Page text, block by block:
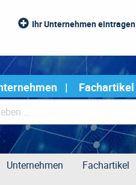
Ihr Unternehmen eintragen
Fachartikel
Unternehmen Fachartikel